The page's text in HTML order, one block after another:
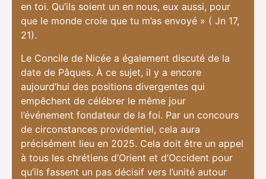
en toi. Qu’ils soient un en nous, eux aussi, pour
que le monde croie que tu m’as envoyé » ( Jn 17,
21).
Le Concile de Nicée a également discuté de la
date de Pâques. À ce sujet, il y a encore
aujourd’hui des positions divergentes qui
empêchent de célébrer le même jour
l’événement fondateur de la foi. Par un concours
de circonstances providentiel, cela aura
précisément lieu en 2025. Cela doit être un appel
à tous les chrétiens d’Orient et d’Occident pour
qu’ils fassent un pas décisif vers l’unité autour